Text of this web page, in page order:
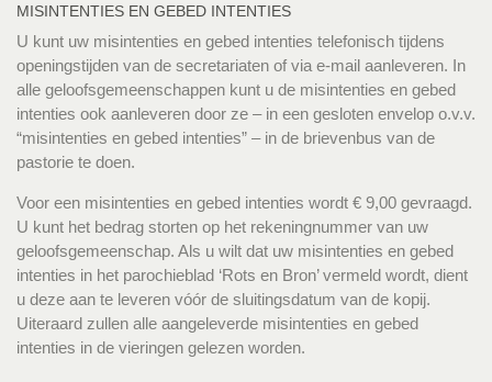
MISINTENTIES EN GEBED INTENTIES
U kunt uw misintenties en gebed intenties telefonisch tijdens
openingstijden van de secretariaten of via e-mail aanleveren. In
alle geloofsgemeenschappen kunt u de misintenties en gebed
intenties ook aanleveren door ze – in een gesloten envelop o.v.v.
“misintenties en gebed intenties” – in de brievenbus van de
pastorie te doen.
Voor een misintenties en gebed intenties wordt € 9,00 gevraagd.
U kunt het bedrag storten op het rekeningnummer van uw
geloofsgemeenschap. Als u wilt dat uw misintenties en gebed
intenties in het parochieblad ‘Rots en Bron’ vermeld wordt, dient
u deze aan te leveren vóór de sluitingsdatum van de kopij.
Uiteraard zullen alle aangeleverde misintenties en gebed
intenties in de vieringen gelezen worden.